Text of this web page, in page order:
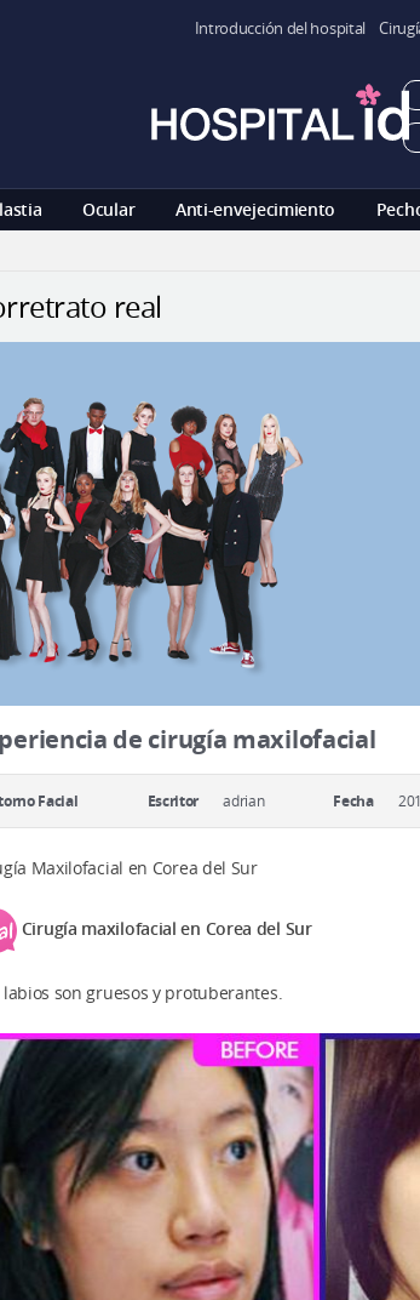
Introducción del hospital
Ocular Anti-envejecimiento
real
de cirugía maxilofacial
Facial Escritor adrian Fecha
Maxilofacial en Corea del Sur
Cirugía maxilofacial en Corea del Sur
son gruesos y protuberantes.